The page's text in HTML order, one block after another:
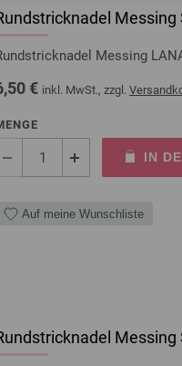
Messing
Messing
€ inkl. MwSt., zzgl.
IN
Auf meine Wunschliste
Messing